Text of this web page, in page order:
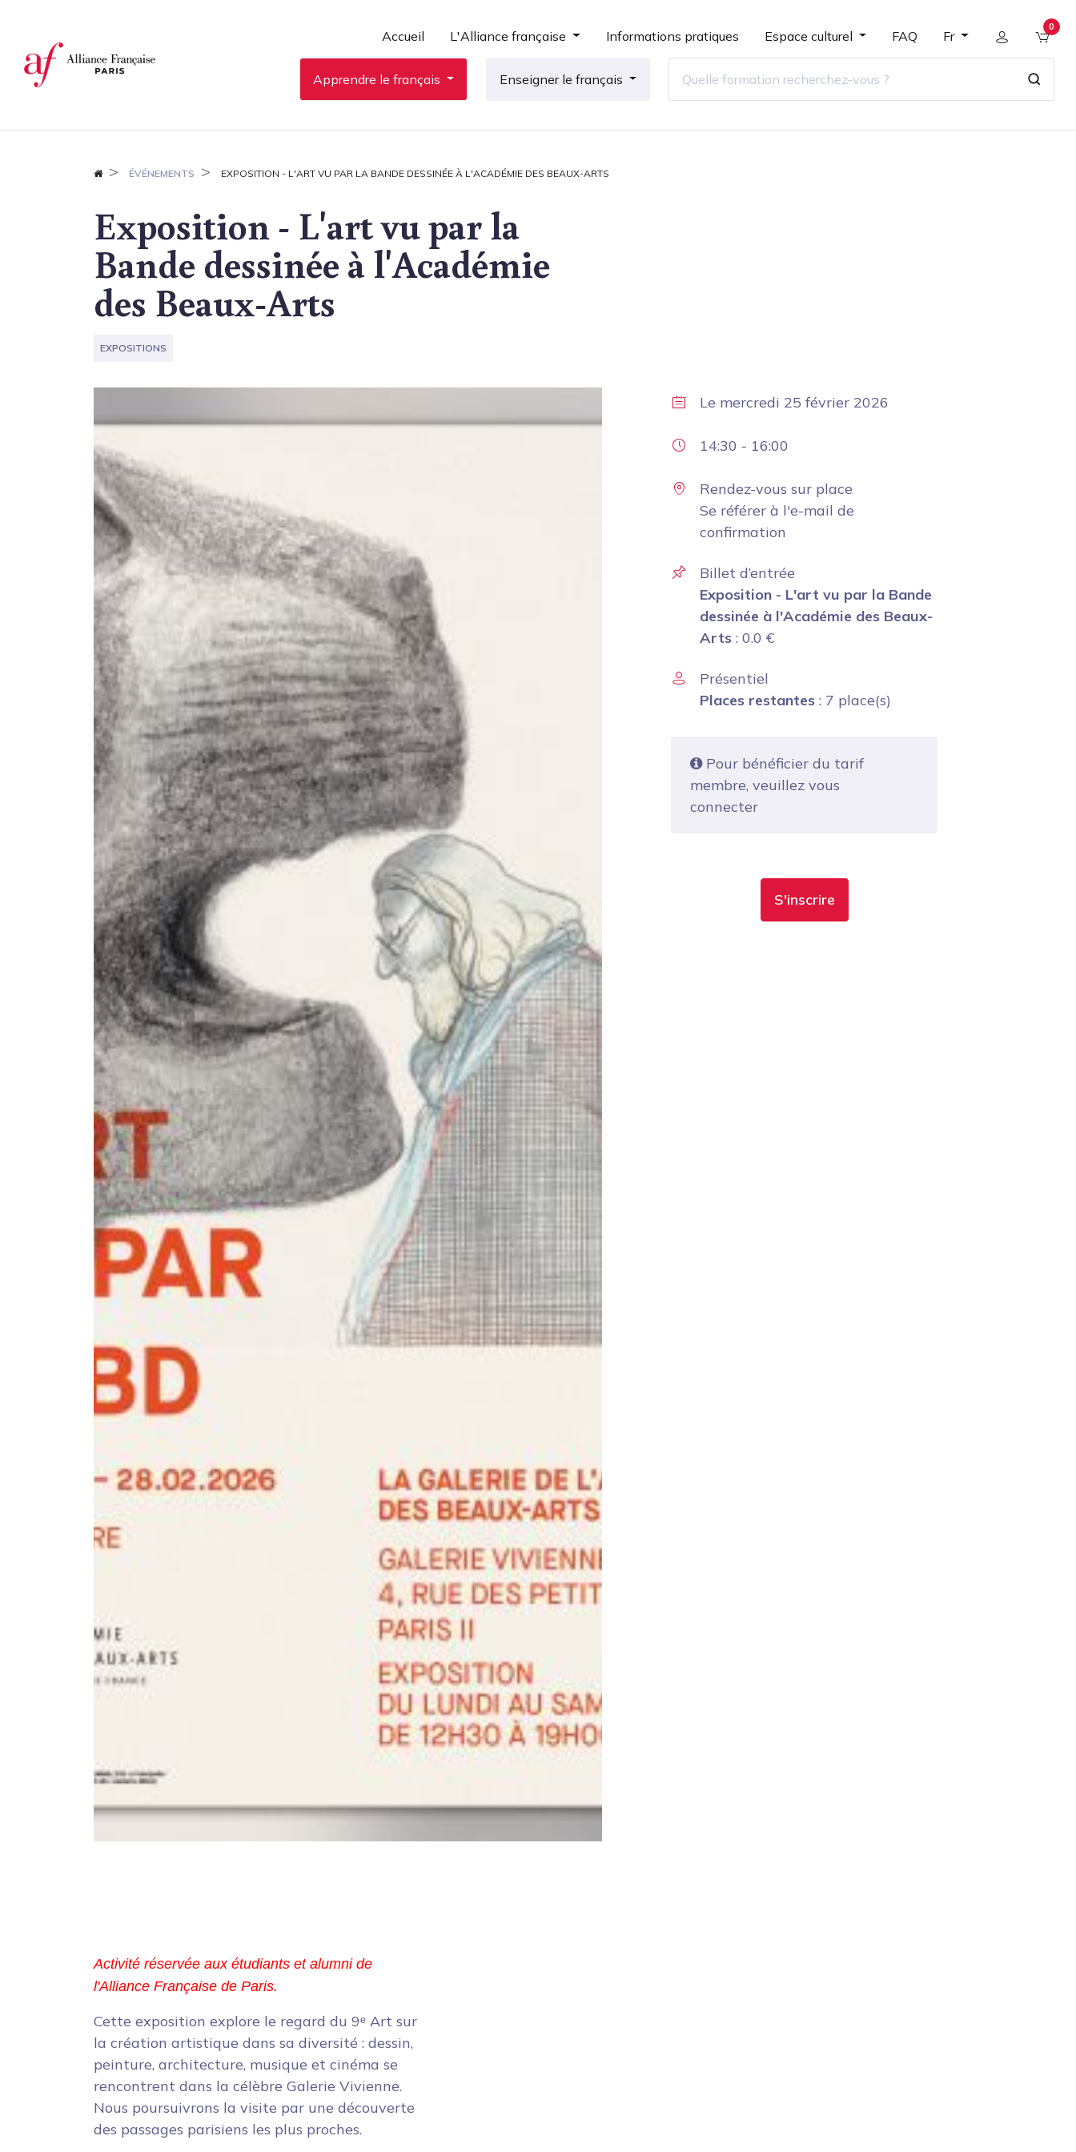
Accueil L'Alliance française Informations pratiques Espace culturel FAQ Fr
0
Apprendre le français Enseigner le français
ÉVÉNEMENTS EXPOSITION - L'ART VU PAR LA BANDE DESSINÉE À L'ACADÉMIE DES BEAUX-ARTS
Exposition - L'art vu par la
Bande dessinée à l'Académie
des Beaux-Arts
EXPOSITIONS
Activité réservée aux étudiants et alumni de
l'Alliance Française de Paris.
Cette exposition explore le regard du 9ᵉ Art sur
la création artistique dans sa diversité : dessin,
peinture, architecture, musique et cinéma se
rencontrent dans la célèbre Galerie Vivienne.
Nous poursuivrons la visite par une découverte
des passages parisiens les plus proches.
Le mercredi 25 février 2026
14:30 - 16:00
Rendez-vous sur place
Se référer à l'e-mail de
confirmation
Billet d’entrée
Exposition - L'art vu par la Bande
dessinée à l'Académie des Beaux-
Arts : 0.0 €
Présentiel
Places restantes : 7 place(s)
Pour bénéficier du tarif
membre, veuillez vous
connecter
S'inscrire